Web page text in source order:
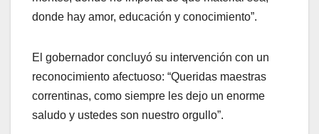
donde hay amor, educación y conocimiento”.
El gobernador concluyó su intervención con un
reconocimiento afectuoso: “Queridas maestras
correntinas, como siempre les dejo un enorme
saludo y ustedes son nuestro orgullo”.